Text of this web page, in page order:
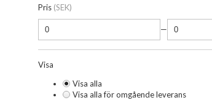
Pris (SEK)
—
Visa
Visa alla
Visa alla för omgående leverans